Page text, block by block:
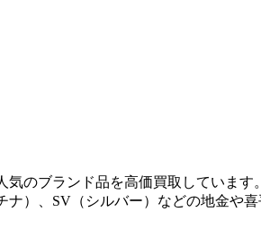
のブランド品を高価買取しています。
）、SV（シルバー）などの地金や喜